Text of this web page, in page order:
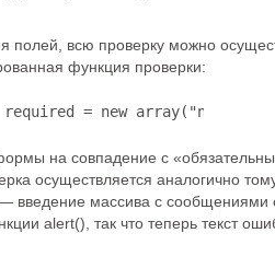
полей, всю проверку можно
функция проверки:
= new
на совпадение с
осуществляется аналогично
массива с сообщениями
alert(), так что теперь текст